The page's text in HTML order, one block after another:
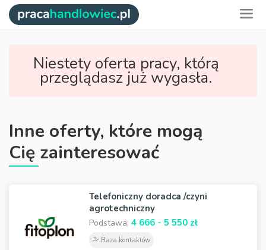
Niestety oferta pracy, którą
przeglądasz już wygasła.
Inne oferty, które mogą
Cię zainteresować
Telefoniczny doradca /czyni
agrotechniczny
Podstawa: 4 666 - 5 550 zł
Baza kontaktów